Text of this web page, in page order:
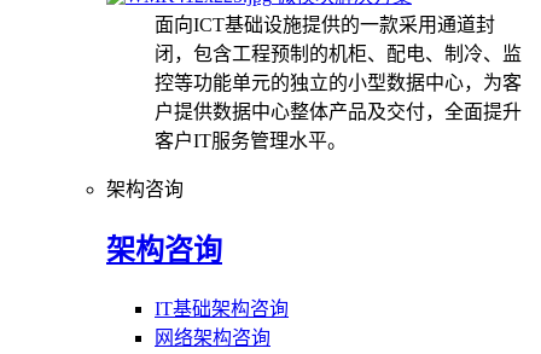
面向ICT基础设施提供的一款采用通道封
闭，包含工程预制的机柜、配电、制冷、监
控等功能单元的独立的小型数据中心，为客
户提供数据中心整体产品及交付，全面提升
客户IT服务管理水平。
架构咨询
架构咨询
IT基础架构咨询
网络架构咨询